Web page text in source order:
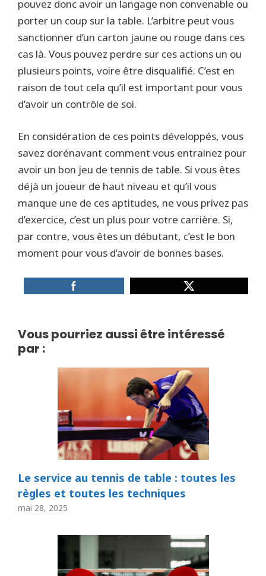
pouvez donc avoir un langage non convenable ou
porter un coup sur la table. L’arbitre peut vous
sanctionner d’un carton jaune ou rouge dans ces
cas là. Vous pouvez perdre sur ces actions un ou
plusieurs points, voire être disqualifié. C’est en
raison de tout cela qu’il est important pour vous
d’avoir un contrôle de soi.
En considération de ces points développés, vous
savez dorénavant comment vous entrainez pour
avoir un bon jeu de tennis de table. Si vous êtes
déjà un joueur de haut niveau et qu’il vous
manque une de ces aptitudes, ne vous privez pas
d’exercice, c’est un plus pour votre carrière. Si,
par contre, vous êtes un débutant, c’est le bon
moment pour vous d’avoir de bonnes bases.
Vous pourriez aussi être intéressé
par :
Le service au tennis de table : toutes les
règles et toutes les techniques
mai 28, 2025